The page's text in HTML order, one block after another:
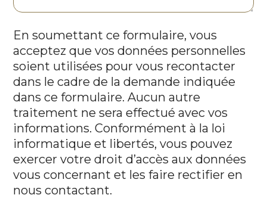
En soumettant ce formulaire, vous
acceptez que vos données personnelles
soient utilisées pour vous recontacter
dans le cadre de la demande indiquée
dans ce formulaire. Aucun autre
traitement ne sera effectué avec vos
informations. Conformément à la loi
informatique et libertés, vous pouvez
exercer votre droit d’accès aux données
vous concernant et les faire rectifier en
nous contactant.